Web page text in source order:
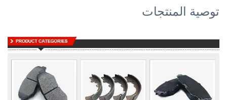
توصية المنتجات